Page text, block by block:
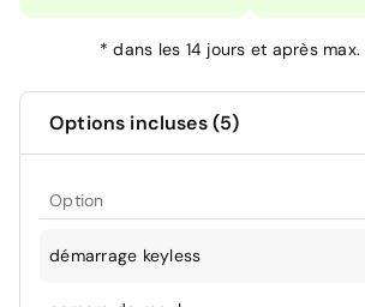
*dans les 14 jours et après
Options incluses (5)
Option
démarrage keyless